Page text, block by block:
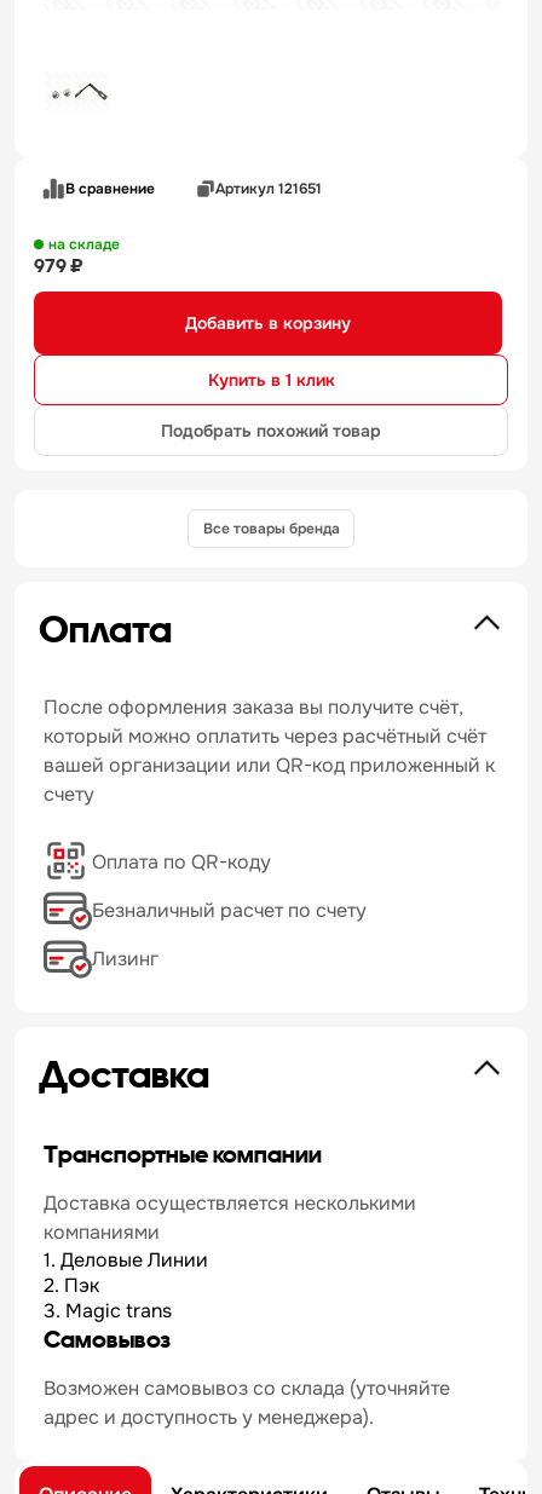
В сравнение Артикул 121651
на складе
979 ₽
Добавить в корзину
Купить в 1 клик
Подобрать похожий товар
Все товары бренда
Оплата
После оформления заказа вы получите счёт,
который можно оплатить через расчётный счёт
вашей организации или QR-код приложенный к
счету
Оплата по QR-коду
Безналичный расчет по счету
Лизинг
Доставка
Транспортные компании
Доставка осуществляется несколькими
компаниями
1. Деловые Линии
2. Пэк
3. Magic trans
Самовывоз
Возможен самовывоз со склада (уточняйте
адрес и доступность у менеджера).